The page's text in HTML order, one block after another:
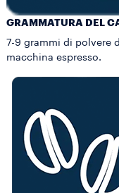
GRAMMATURA DEL
7-9 grammi di polvere
macchina espresso.